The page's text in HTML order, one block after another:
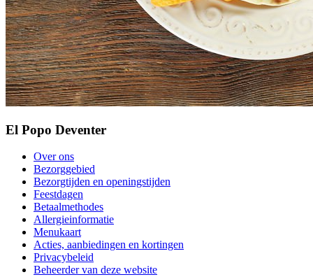
El Popo Deventer
Over ons
Bezorggebied
Bezorgtijden en openingstijden
Feestdagen
Betaalmethodes
Allergieinformatie
Menukaart
Acties, aanbiedingen en kortingen
Privacybeleid
Beheerder van deze website